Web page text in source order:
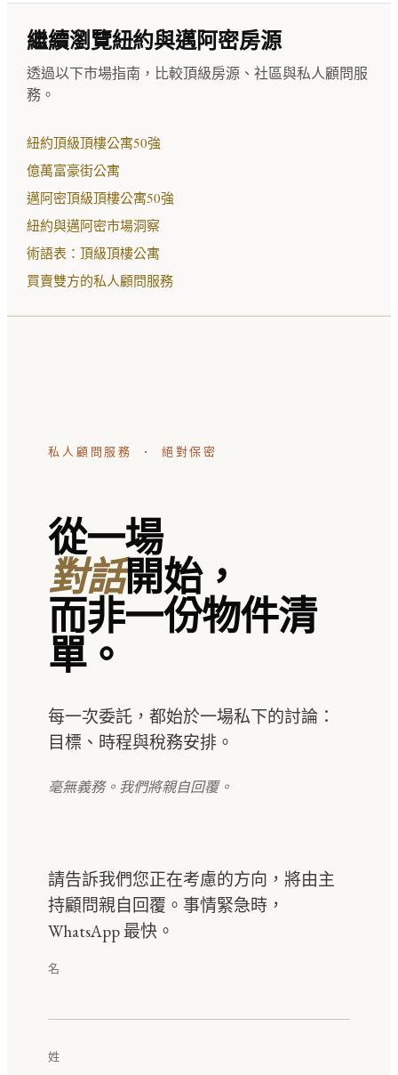
繼續瀏覽紐約與邁阿密房源
透過以下市場指南，比較頂級房源、社區與私人顧問服
務。
紐約頂級頂樓公寓50強
億萬富豪街公寓
邁阿密頂級頂樓公寓50強
紐約與邁阿密市場洞察
術語表：頂級頂樓公寓
買賣雙方的私人顧問服務
私人顧問服務 · 絕對保密
從一場
對話開始，
而非一份物件清
單。
每一次委託，都始於一場私下的討論：
目標、時程與稅務安排。
毫無義務。我們將親自回覆。
請告訴我們您正在考慮的方向，將由主
持顧問親自回覆。事情緊急時，
WhatsApp 最快。
名
姓